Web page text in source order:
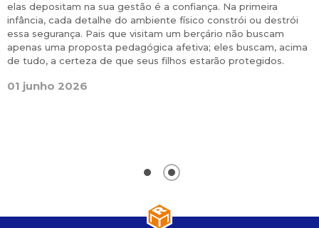
elas depositam na sua gestão é a confiança. Na primeira
infância, cada detalhe do ambiente físico constrói ou destrói
essa segurança. Pais que visitam um berçário não buscam
apenas uma proposta pedagógica afetiva; eles buscam, acima
de tudo, a certeza de que seus filhos estarão protegidos.
01 junho 2026